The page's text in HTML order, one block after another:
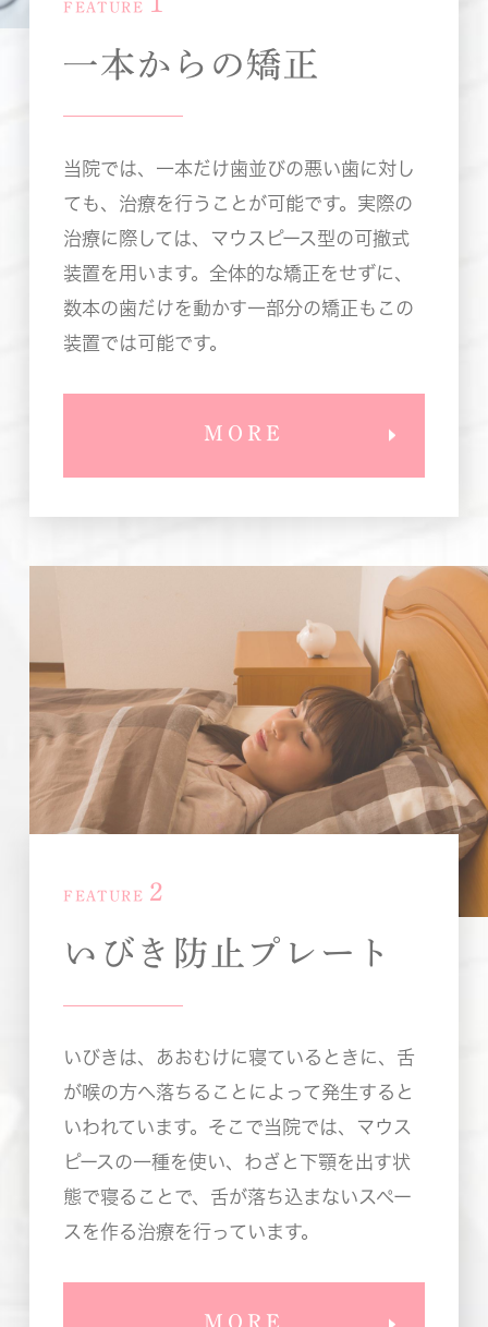
FEATURE
一本からの矯正
当院では、一本だけ歯並びの悪い歯に対し
ても、治療を行うことが可能です。実際の
治療に際しては、マウスピース型の可撤式
装置を用います。全体的な矯正をせずに、
数本の歯だけを動かす一部分の矯正もこの
装置では可能です。
MORE
FEATURE 2
いびき防止プレート
いびきは、あおむけに寝ているときに、舌
が喉の方へ落ちることによって発生すると
いわれています。そこで当院では、マウス
ピースの一種を使い、わざと下顎を出す状
態で寝ることで、舌が落ち込まないスペー
スを作る治療を行っています。
MORE